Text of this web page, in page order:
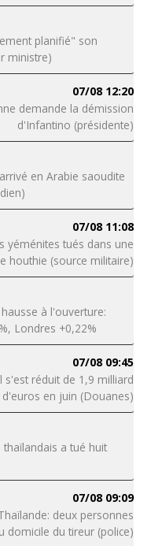
planifié" son
ministre)
07/08 12:20
demande la démission
d'Infantino (présidente)
en Arabie saoudite
07/08 11:08
yéménites tués dans une
houthie (source militaire)
à l'ouverture:
Londres +0,22%
07/08 09:45
s'est réduit de 1,9 milliard
d'euros en juin (Douanes)
a tué huit
07/08 09:09
deux personnes
domicile du tireur (police)